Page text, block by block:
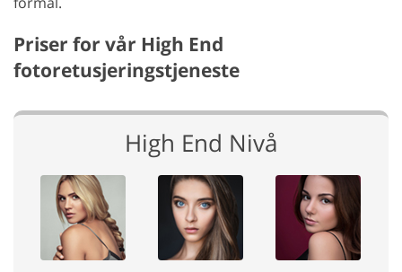
Priser for vår High End
fotoretusjeringstjeneste
High End Nivå